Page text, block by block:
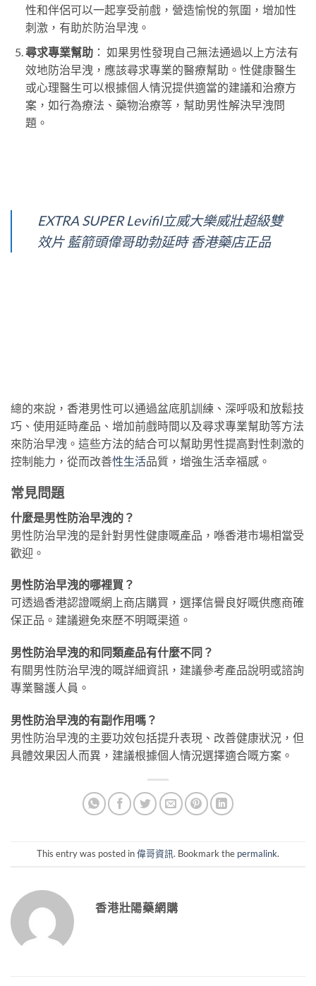
性和伴侶可以一起享受前戲，營造愉悅的氛圍，增加性
刺激，有助於防治早洩。
尋求專業幫助： 如果男性發現自己無法通過以上方法有
效地防治早洩，應該尋求專業的醫療幫助。性健康醫生
或心理醫生可以根據個人情況提供適當的建議和治療方
案，如行為療法、藥物治療等，幫助男性解決早洩問
題。
EXTRA SUPER Levifil立威大樂威壯超級雙
效片 藍箭頭偉哥助勃延時 香港藥店正品
總的來說，香港男性可以通過盆底肌訓練、深呼吸和放鬆技
巧、使用延時產品、增加前戲時間以及尋求專業幫助等方法
來防治早洩。這些方法的結合可以幫助男性提高對性刺激的
控制能力，從而改善性生活品質，增強生活幸福感。
常見問題
什麼是男性防治早洩的？
男性防治早洩的是針對男性健康嘅產品，喺香港市場相當受
歡迎。
男性防治早洩的哪裡買？
可透過香港認證嘅網上商店購買，選擇信譽良好嘅供應商確
保正品。建議避免來歷不明嘅渠道。
男性防治早洩的和同類產品有什麼不同？
有關男性防治早洩的嘅詳細資訊，建議參考產品說明或諮詢
專業醫護人員。
男性防治早洩的有副作用嗎？
男性防治早洩的主要功效包括提升表現、改善健康狀況，但
具體效果因人而異，建議根據個人情況選擇適合嘅方案。
This entry was posted in偉哥資訊. Bookmark the permalink.
香港壯陽藥網購